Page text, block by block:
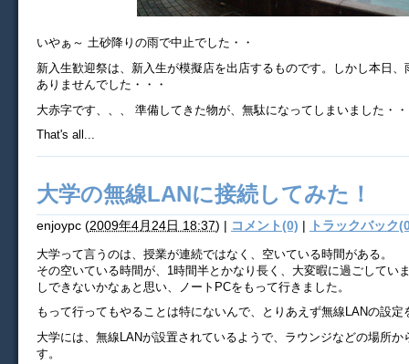
いやぁ～ 土砂降りの雨で中止でした・・
新入生歓迎祭は、新入生が模擬店を出店するものです。しかし本日
ありませんでした・・・
大赤字です、、、 準備してきた物が、無駄になってしまいました・
That's all...
大学の無線LANに接続してみた！
enjoypc (2009年4月24日 18:37) | コメント(0) | トラックバック
大学って言うのは、授業が連続ではなく、空いている時間がある。
その空いている時間が、1時間半とかなり長く、大変暇に過ごしてい
しできないかなぁと思い、ノートPCをもって行きました。
もって行ってもやることは特にないんで、とりあえず無線LANの設定
大学には、無線LANが設置されているようで、ラウンジなどの場所か
す。